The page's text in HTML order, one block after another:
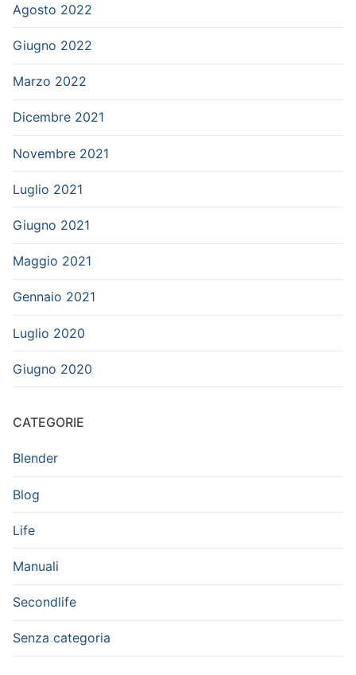
Agosto 2022
Giugno 2022
Marzo 2022
Dicembre 2021
Novembre 2021
Luglio 2021
Giugno 2021
Maggio 2021
Gennaio 2021
Luglio 2020
Giugno 2020
CATEGORIE
Blender
Blog
Life
Manuali
Secondlife
Senza categoria